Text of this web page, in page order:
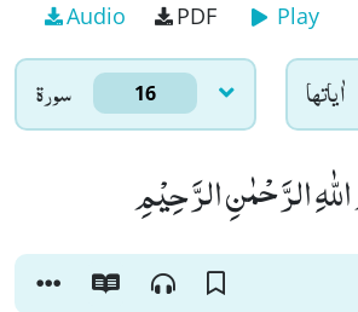
Audio PDF Play
سورۃ 16 اٰياتها
الرَّحْمٰنِ الرَّحِیْمِ